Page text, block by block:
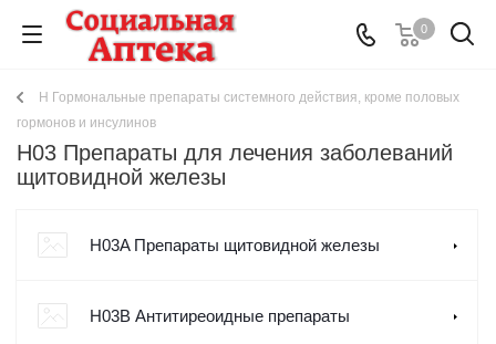
0
H Гормональные препараты системного действия, кроме половых
гормонов и инсулинов
H03 Препараты для лечения заболеваний
щитовидной железы
H03A Препараты щитовидной железы
H03B Антитиреоидные препараты